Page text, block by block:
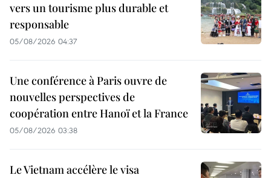
vers un tourisme plus durable et
responsable
05/08/2026 04:37
Une conférence à Paris ouvre de
nouvelles perspectives de
coopération entre Hanoï et la France
05/08/2026 03:38
Le Vietnam accélère le visa